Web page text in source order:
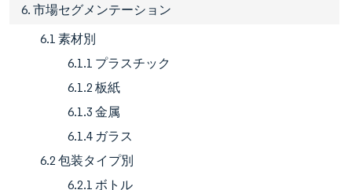
6. 市場セグメンテーション
6.1 素材別
6.1.1 プラスチック
6.1.2 板紙
6.1.3 金属
6.1.4 ガラス
6.2 包装タイプ別
6.2.1 ボトル